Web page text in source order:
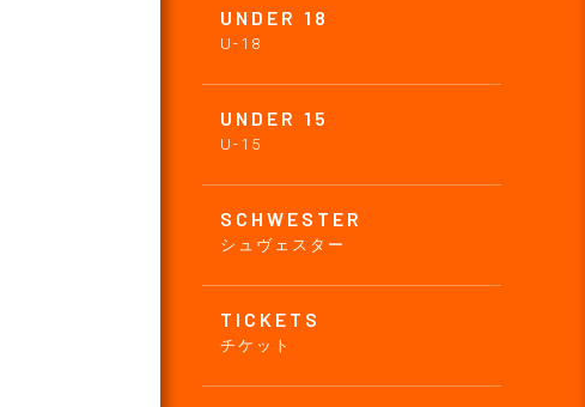
UNDER 18
U-18
UNDER 15
U-15
SCHWESTER
シュヴェスター
TICKETS
チケット